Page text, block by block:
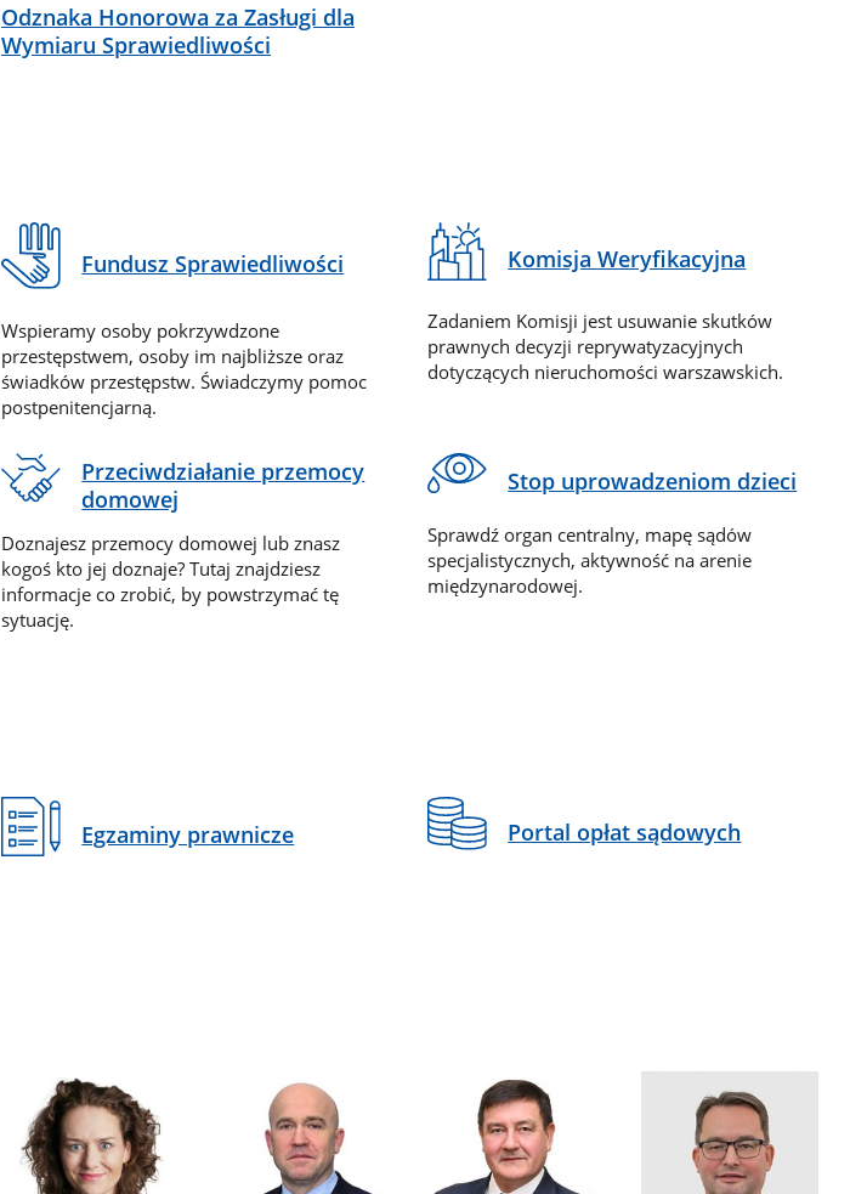
Odznaka Honorowa za Zasługi dla
Wymiaru Sprawiedliwości
Fundusz Sprawiedliwości
Wspieramy osoby pokrzywdzone
przestępstwem, osoby im najbliższe oraz
świadków przestępstw. Świadczymy pomoc
postpenitencjarną.
Komisja Weryfikacyjna
Zadaniem Komisji jest usuwanie skutków
prawnych decyzji reprywatyzacyjnych
dotyczących nieruchomości warszawskich.
Przeciwdziałanie przemocy
domowej
Doznajesz przemocy domowej lub znasz
kogoś kto jej doznaje? Tutaj znajdziesz
informacje co zrobić, by powstrzymać tę
sytuację.
Stop uprowadzeniom dzieci
Sprawdź organ centralny, mapę sądów
specjalistycznych, aktywność na arenie
międzynarodowej.
Egzaminy prawnicze Portal opłat sądowych